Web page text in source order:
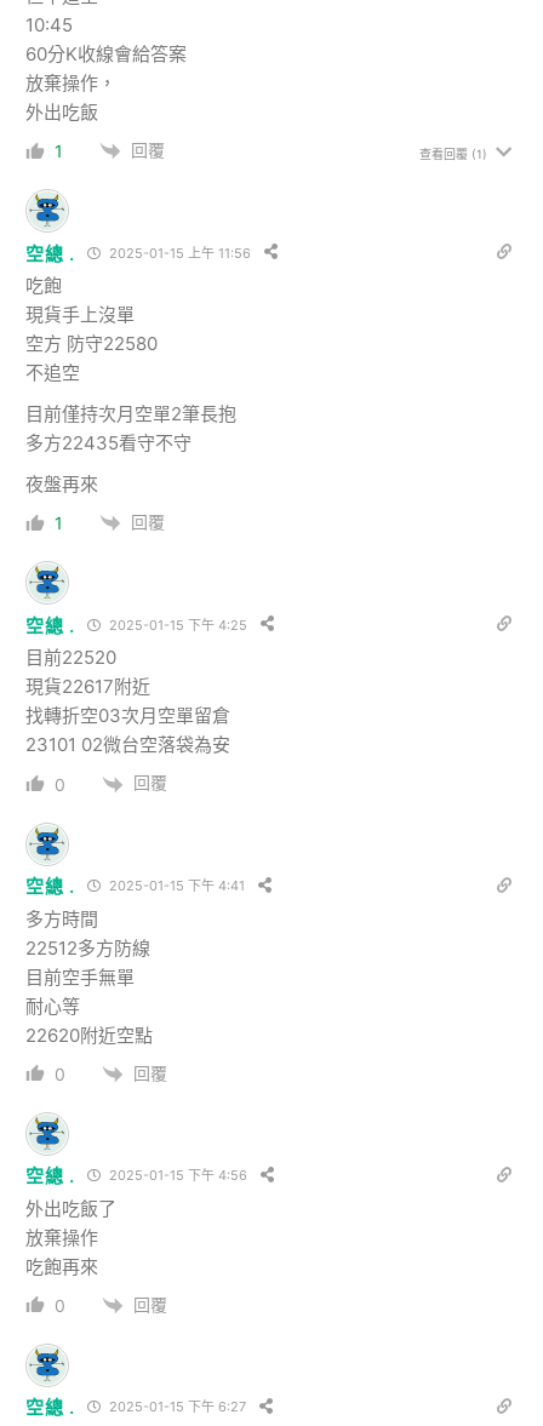
10:45
60分K收線會給答案
放棄操作，
外出吃飯
1 回覆 查看回覆 (1)
空總 . 2025-01-15 上午 11:56
吃飽
現貨手上沒單
空方 防守22580
不追空
目前僅持次月空單2筆長抱
多方22435看守不守
夜盤再來
1 回覆
空總 . 2025-01-15 下午 4:25
目前22520
現貨22617附近
找轉折空03次月空單留倉
23101 02微台空落袋為安
0 回覆
空總 . 2025-01-15 下午 4:41
多方時間
22512多方防線
目前空手無單
耐心等
22620附近空點
0 回覆
空總 . 2025-01-15 下午 4:56
外出吃飯了
放棄操作
吃飽再來
0 回覆
空總 . 2025-01-15 下午 6:27